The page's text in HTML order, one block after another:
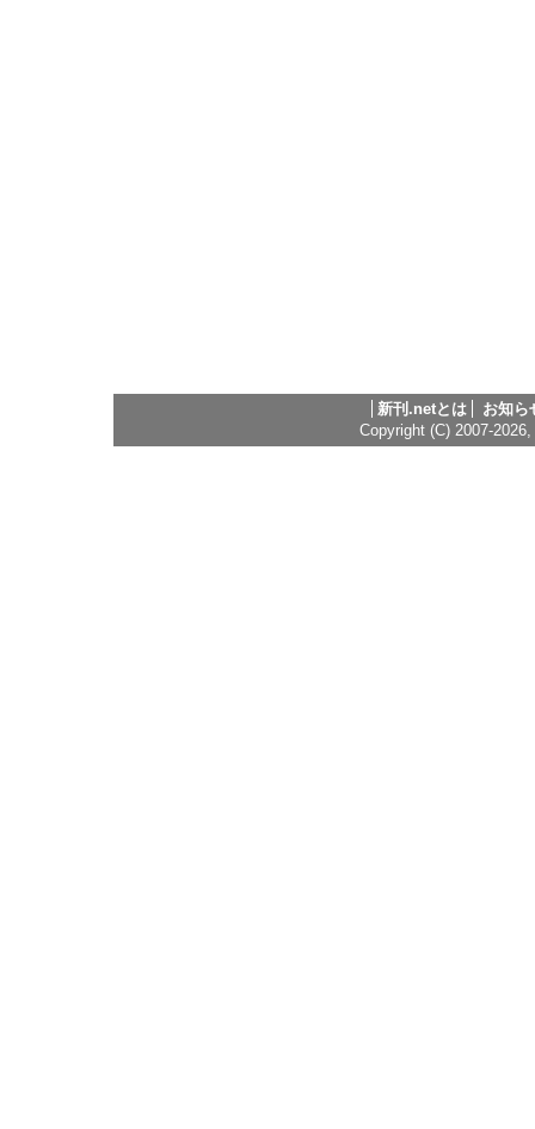
新刊.netとは
お知ら
Copyright (C) 2007-2026,